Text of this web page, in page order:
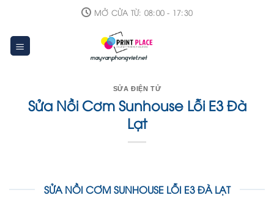
content
MỞ CỬA TỪ: 08:00 - 17:30
SỬA ĐIỆN TỬ
Sửa Nồi Cơm Sunhouse Lỗi E3 Đà
Lạt
SỬA NỒI CƠM SUNHOUSE LỖI E3 ĐÀ LẠT